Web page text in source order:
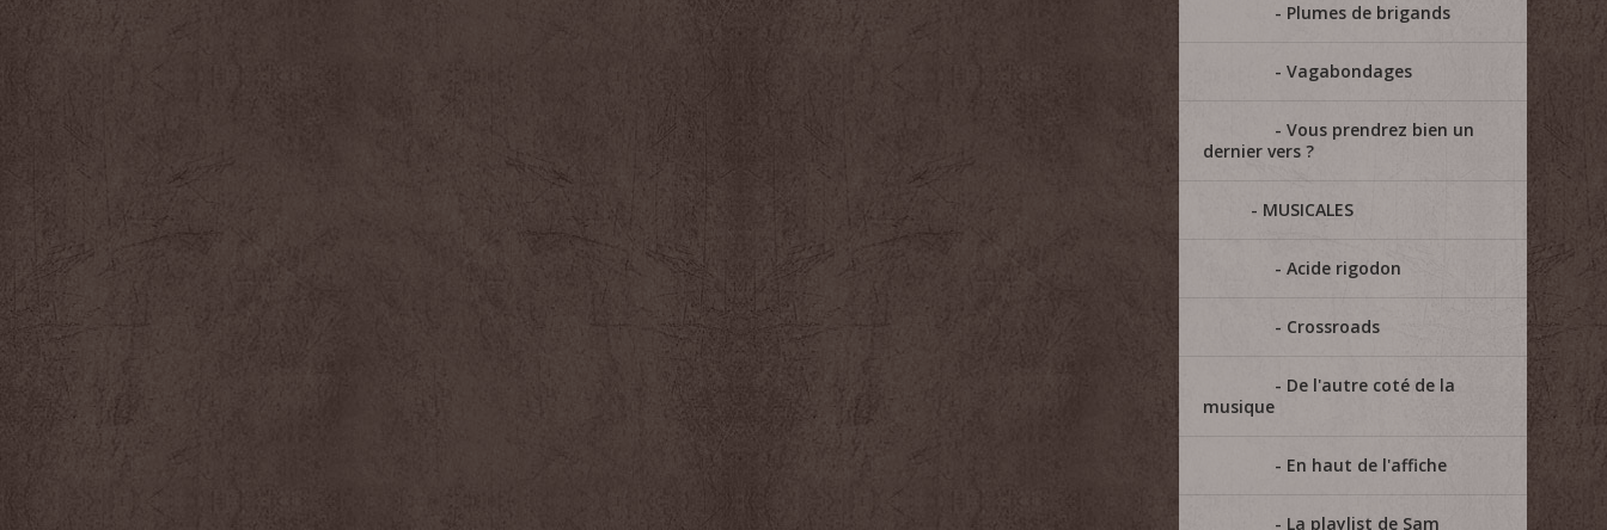
Plumes de brigands
Vagabondages
Vous prendrez bien un
dernier vers ?
MUSICALES
Acide rigodon
Crossroads
De l'autre coté de la
musique
En haut de l'affiche
La playlist de Sam